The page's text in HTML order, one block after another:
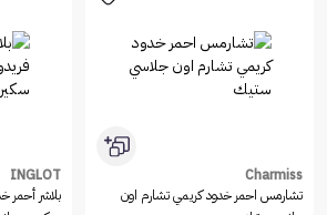
Charmiss
تشارمس احمر خدود كريمي تشارم اون
INGLOT
بلاشر أحمر